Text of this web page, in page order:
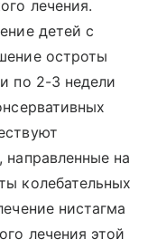
лечения.
детей с
остроты
по 2-3 недели
направленные на
колебательных
нистагма
лечения этой